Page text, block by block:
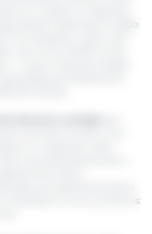
o ímpeto no segundo
totais para a região
mt, enquanto o valor caiu
Isso incluiu 321.811 mt de
— o que é mais da metade
da indústria dos
765 milhões.
recorde em 2024, com
é o segundo maior
e as exportações para o
Mas o
principalmente pelos
os cinco primeiros: